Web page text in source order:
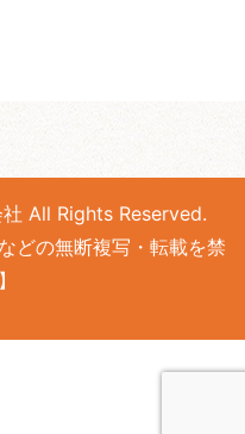
All Rights Reserved.
どの無断複写・転載を禁